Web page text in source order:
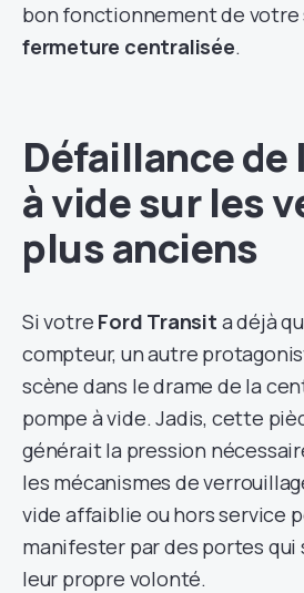
bon fonctionnement de votre
fermeture centralisée.
Défaillance de
à vide sur les
plus anciens
Si votre Ford Transit a déjà
compteur, un autre
scène dans le drame de la
pompe à vide. Jadis, cette
générait la pression
les mécanismes de
vide affaiblie ou hors service
manifester par des portes
leur propre volonté.